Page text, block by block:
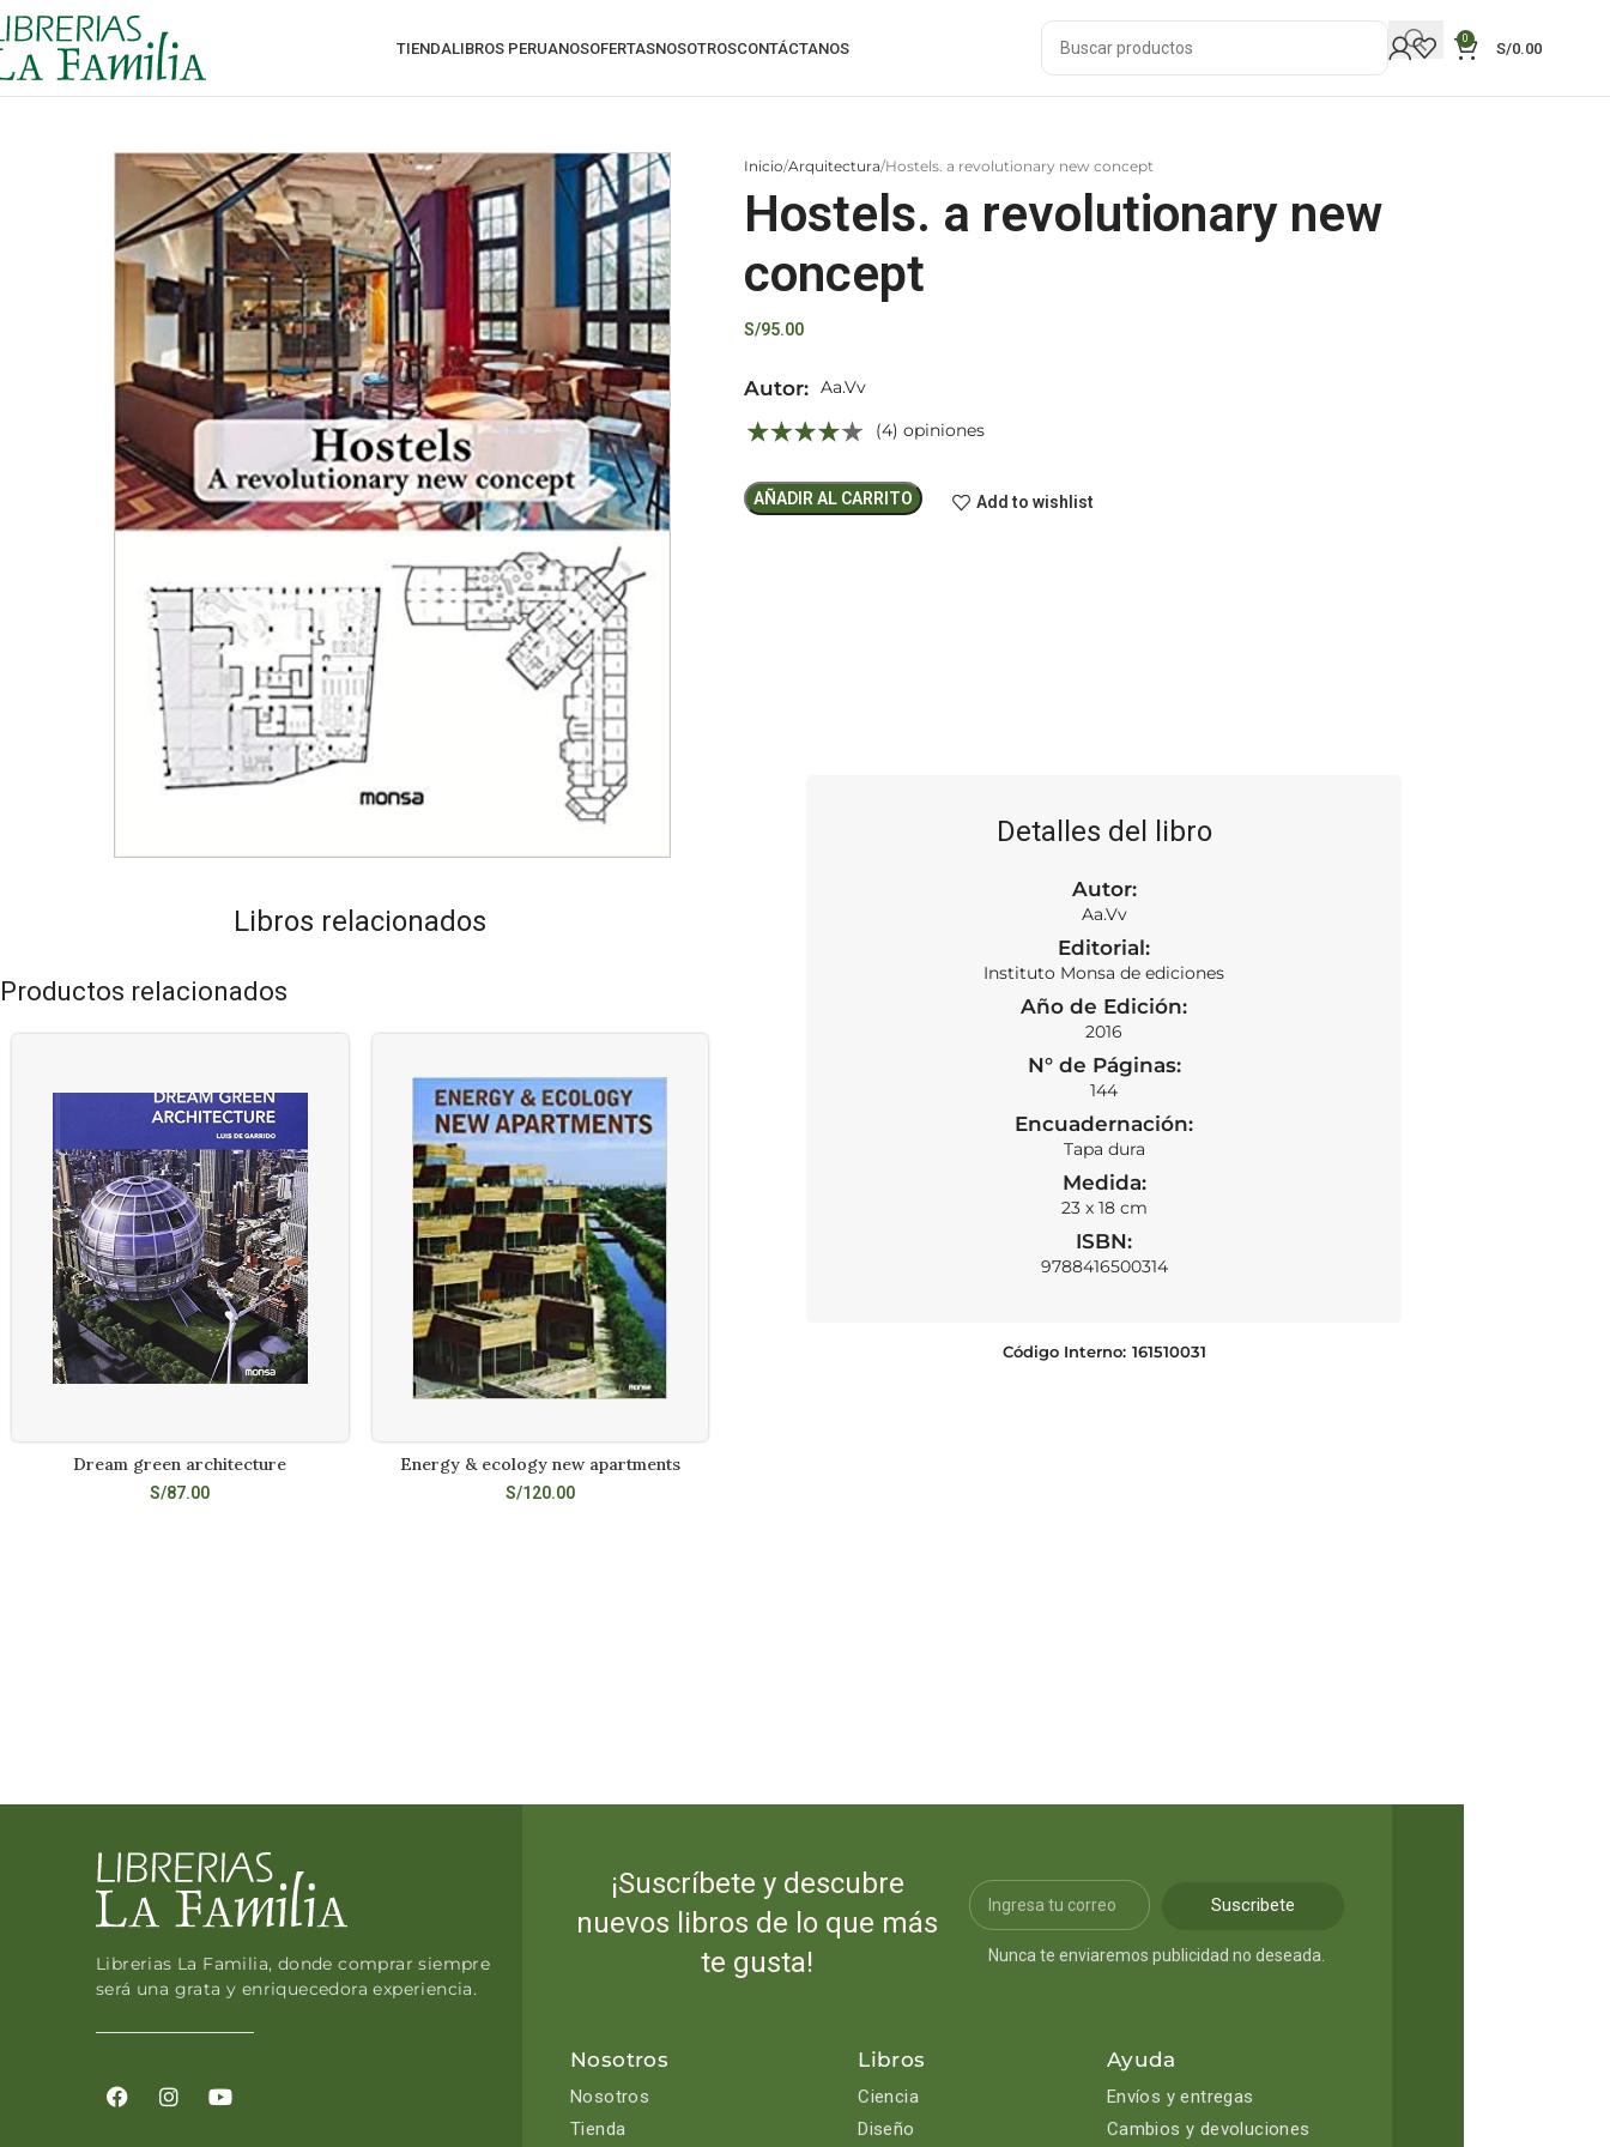
TIENDALIBROS PERUANOSOFERTASNOSOTROSCONTÁCTANOS
0
S/0.00
Inicio Arquitectura Hostels. a revolutionary new concept
Hostels. a revolutionary new
concept
S/95.00
Autor: Aa.Vv
(4) opiniones
AÑADIR AL CARRITO Add to wishlist
Libros relacionados
Productos relacionados
AÑADIR AL CARRITO
Dream green architecture
S/87.00
AÑADIR AL CARRITO
Energy & ecology new apartments
S/120.00
Detalles del libro
Autor:
Aa.Vv
Editorial:
Instituto Monsa de ediciones
Año de Edición:
2016
N° de Páginas:
144
Encuadernación:
Tapa dura
Medida:
23 x 18 cm
ISBN:
9788416500314
Código Interno: 161510031
Librerias La Familia, donde comprar siempre
será una grata y enriquecedora experiencia.
¡Suscríbete y descubre
nuevos libros de lo que más
te gusta!
Suscribete
Nunca te enviaremos publicidad no deseada.
Nosotros
Nosotros
Tienda
Libros
Ciencia
Diseño
Ayuda
Envíos y entregas
Cambios y devoluciones